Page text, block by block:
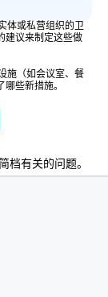
体或私营组织的卫
建议来制定这些做
施（如会议室、餐
些新措施。
档有关的问题。